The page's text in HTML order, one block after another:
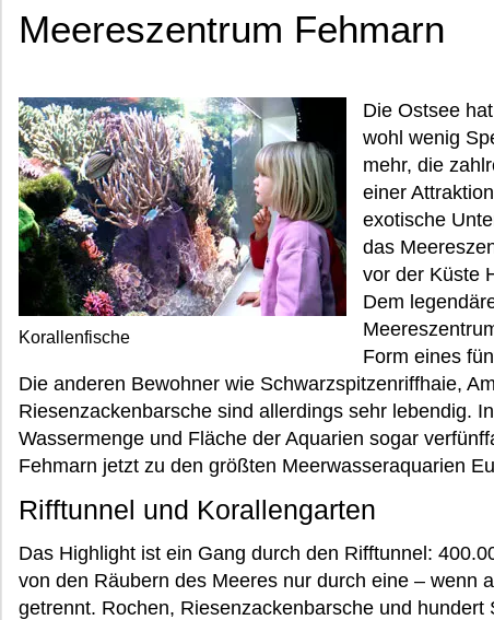
Meereszentrum Fehmarn
Korallenfische
Die Ostsee
wohl wenig
mehr, die
einer
exotische
das
vor der Küste
Dem
Form eines
Die anderen Bewohner wie Schwarzspitzenriffhaie,
Riesenzackenbarsche sind allerdings sehr lebendig.
Wassermenge und Fläche der Aquarien sogar
Fehmarn jetzt zu den größten Meerwasseraquarien
Rifftunnel und Korallengarten
Das Highlight ist ein Gang durch den Rifftunnel:
von den Räubern des Meeres nur durch eine – wenn
getrennt. Rochen, Riesenzackenbarsche und